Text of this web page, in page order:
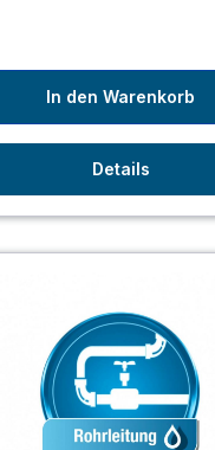
In den Warenkorb
Details